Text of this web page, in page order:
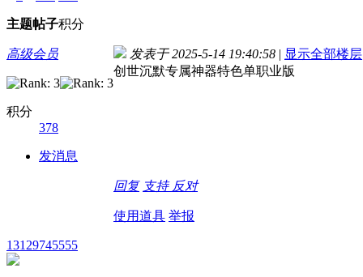
主题帖子积分
高级会员
积分
378
发消息
发表于 2025-5-14 19:40:58 | 显示全部楼层
创世沉默专属神器特色单职业版
回复 支持 反对
使用道具 举报
13129745555